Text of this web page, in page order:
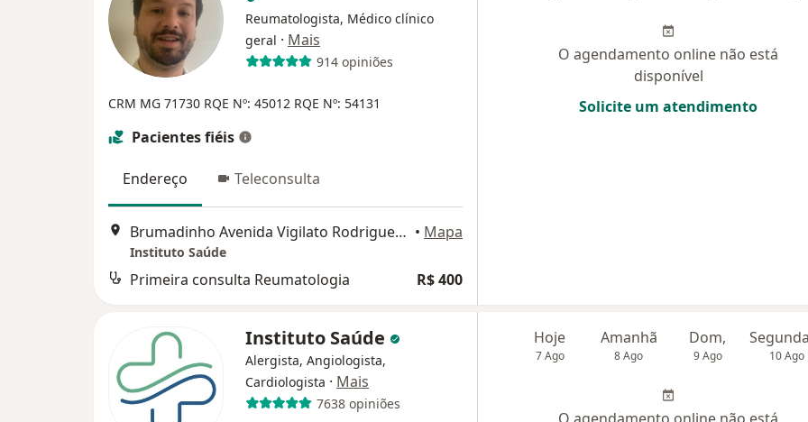
Reumatologista, Médico clínico
geral · Mais
914 opiniões
CRM MG 71730 RQE Nº: 45012 RQE Nº: 54131
Pacientes fiéis
Endereço Teleconsulta
Brumadinho Avenida Vigilato Rodrigues Braga 386, Brumadinho • Mapa
Instituto Saúde
Primeira consulta Reumatologia R$ 400
O agendamento online não está
disponível
Solicite um atendimento
Instituto Saúde
Alergista, Angiologista,
Cardiologista · Mais
7638 opiniões
Hoje
7 Ago
Amanhã
8 Ago
Dom,
9 Ago 10 Ago